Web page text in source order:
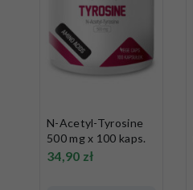
N-Acetyl-Tyrosine
500 mg x 100 kaps.
34,90 zł